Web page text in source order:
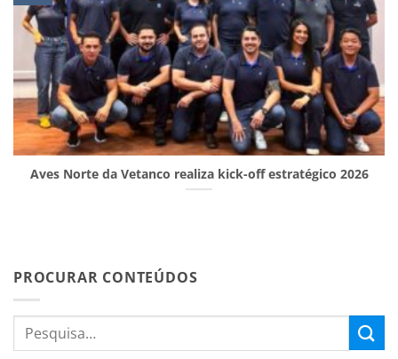
Aves Norte da Vetanco realiza kick-off estratégico 2026
PROCURAR CONTEÚDOS